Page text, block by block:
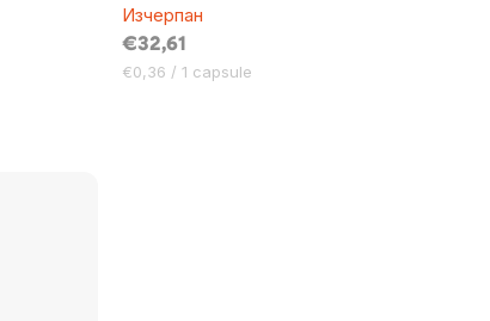
Изчерпан
€32,61
Цена
€0,36 / 1 capsule